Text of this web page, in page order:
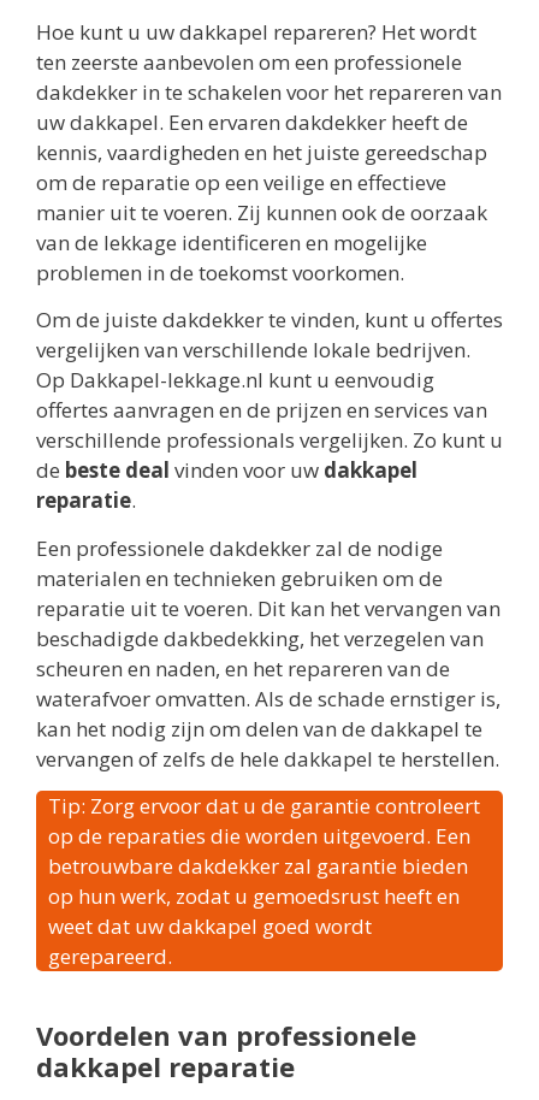
Hoe kunt u uw dakkapel repareren? Het wordt
ten zeerste aanbevolen om een professionele
dakdekker in te schakelen voor het repareren van
uw dakkapel. Een ervaren dakdekker heeft de
kennis, vaardigheden en het juiste gereedschap
om de reparatie op een veilige en effectieve
manier uit te voeren. Zij kunnen ook de oorzaak
van de lekkage identificeren en mogelijke
problemen in de toekomst voorkomen.
Om de juiste dakdekker te vinden, kunt u offertes
vergelijken van verschillende lokale bedrijven.
Op Dakkapel-lekkage.nl kunt u eenvoudig
offertes aanvragen en de prijzen en services van
verschillende professionals vergelijken. Zo kunt u
de beste deal vinden voor uw dakkapel
reparatie.
Een professionele dakdekker zal de nodige
materialen en technieken gebruiken om de
reparatie uit te voeren. Dit kan het vervangen van
beschadigde dakbedekking, het verzegelen van
scheuren en naden, en het repareren van de
waterafvoer omvatten. Als de schade ernstiger is,
kan het nodig zijn om delen van de dakkapel te
vervangen of zelfs de hele dakkapel te herstellen.
Tip: Zorg ervoor dat u de garantie controleert
op de reparaties die worden uitgevoerd. Een
betrouwbare dakdekker zal garantie bieden
op hun werk, zodat u gemoedsrust heeft en
weet dat uw dakkapel goed wordt
gerepareerd.
Voordelen van professionele
dakkapel reparatie